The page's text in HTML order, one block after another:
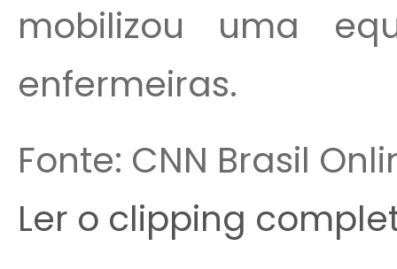
mobilizou uma
enfermeiras.
Fonte: CNN Brasil
Ler o clipping